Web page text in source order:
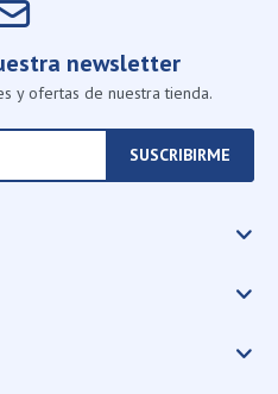
newsletter
y ofertas de nuestra tienda.
SUSCRIBIRME